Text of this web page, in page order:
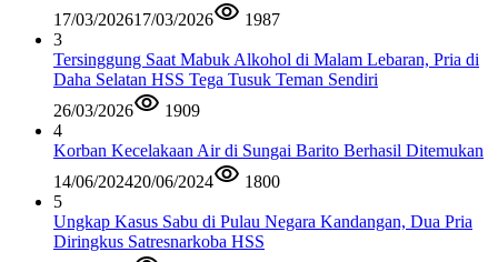
17/03/202617/03/2026
1987
3
Tersinggung Saat Mabuk Alkohol di Malam Lebaran, Pria di
Daha Selatan HSS Tega Tusuk Teman Sendiri
26/03/2026
1909
4
Korban Kecelakaan Air di Sungai Barito Berhasil Ditemukan
14/06/202420/06/2024
1800
5
Ungkap Kasus Sabu di Pulau Negara Kandangan, Dua Pria
Diringkus Satresnarkoba HSS